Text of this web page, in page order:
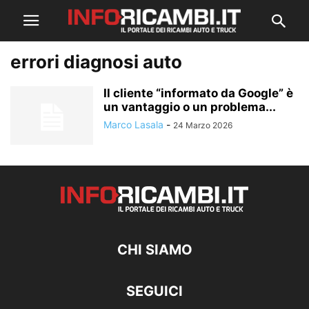
errori diagnosi auto
Il cliente “informato da Google” è
un vantaggio o un problema...
Marco Lasala - 24 Marzo 2026
CHI SIAMO
SEGUICI